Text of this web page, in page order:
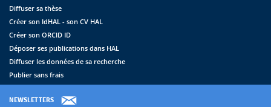
Diffuser sa thèse
Créer son IdHAL - son CV HAL
Créer son ORCID ID
Déposer ses publications dans HAL
Diffuser les données de sa recherche
Publier sans frais
NEWSLETTERS